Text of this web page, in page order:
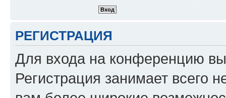
РЕГИСТРАЦИЯ
Для входа на конференцию
Регистрация занимает всего